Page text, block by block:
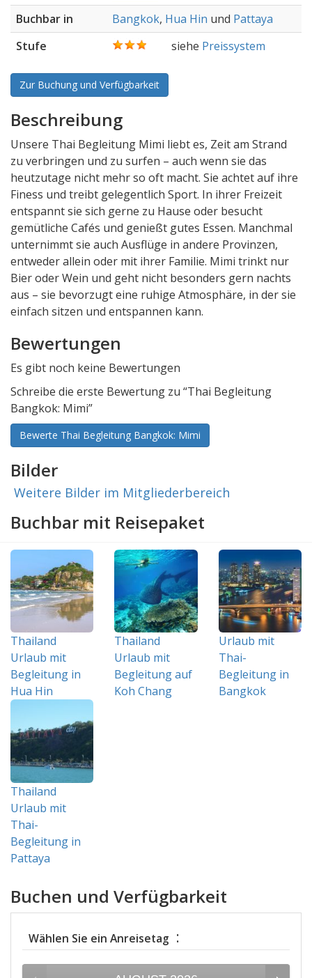
Buchbar in
Bangkok, Hua Hin und Pattaya
Stufe
siehe Preissystem
Zur Buchung und Verfügbarkeit
Beschreibung
Unsere Thai Begleitung Mimi liebt es, Zeit am Strand
zu verbringen und zu surfen – auch wenn sie das
heutzutage nicht mehr so oft macht. Sie achtet auf ihre
Finess und treibt gelegentlich Sport. In ihrer Freizeit
entspannt sie sich gerne zu Hause oder besucht
gemütliche Cafés und genießt gutes Essen. Manchmal
unternimmt sie auch Ausflüge in andere Provinzen,
entweder allein oder mit ihrer Familie. Mimi trinkt nur
Bier oder Wein und geht nicht besonders gern nachts
aus – sie bevorzugt eine ruhige Atmosphäre, in der sie
einfach sitzen und entspannen kann.
Bewertungen
Es gibt noch keine Bewertungen
Schreibe die erste Bewertung zu “Thai Begleitung
Bangkok: Mimi”
Bewerte Thai Begleitung Bangkok: Mimi
Bilder
Weitere Bilder im Mitgliederbereich
Buchbar mit Reisepaket
Thailand
Urlaub mit
Begleitung in
Hua Hin
Thailand
Urlaub mit
Begleitung auf
Koh Chang
Urlaub mit
Thai-
Begleitung in
Bangkok
Thailand
Urlaub mit
Thai-
Begleitung in
Pattaya
Buchen und Verfügbarkeit
Wählen Sie ein Anreisetag :